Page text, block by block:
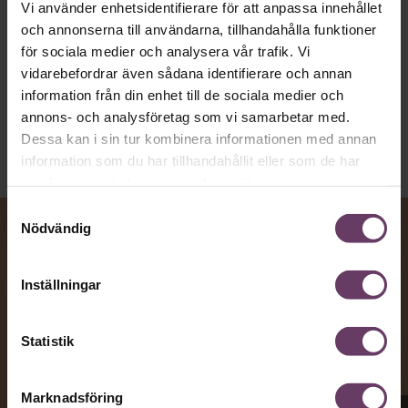
Vi använder enhetsidentifierare för att anpassa innehållet
och annonserna till användarna, tillhandahålla funktioner
för sociala medier och analysera vår trafik. Vi
vidarebefordrar även sådana identifierare och annan
information från din enhet till de sociala medier och
annons- och analysföretag som vi samarbetar med.
Dessa kan i sin tur kombinera informationen med annan
information som du har tillhandahållit eller som de har
Nödvändig
Inställningar
Statistik
Marknadsföring
Kommunikation
Text:Fredrik Kullberg
Publicerad2026-08-07